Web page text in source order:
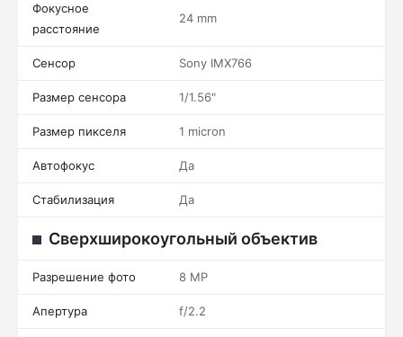
Фокусное
расстояние
24 mm
Сенсор Sony IMX766
Размер сенсора 1/1.56"
Размер пикселя 1 micron
Автофокус Да
Стабилизация Да
Сверхширокоугольный объектив
Разрешение фото 8 MP
Апертура f/2.2